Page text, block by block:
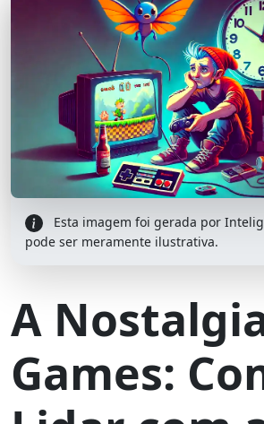
Esta imagem foi gerada por
pode ser meramente ilustrativa.
A
Games: